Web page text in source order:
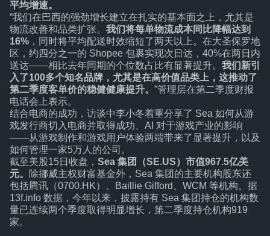
平均增速。
“我们在巴西的强劲增长建立在扎实的基本面之上，尤其是
物流改善和品类扩张。 我们将每单物流成本同比降幅达到
16% ，同时将平均配送时效缩短了两天以上。在大圣保罗地
区，约四分之一的 Shopee 包裹实现次日达，40%在两日内
送达——相比去年同期的个位数占比有显著提升。 我们新引
入了100多个知名品牌，尤其是在高价值品类上，这推动了
第二季度客单价的稳健健康提升。 ”管理层在第二季度财报
电话会上表示。
结合电商的成功，访谈中李小冬着重分享了 Sea 如何从游
戏发行商切入电商并取得成功、AI 对于游戏产业的影响
——从游戏制作和游戏用户体验两端带来了显著提升，以及
如何管理一家5万人的公司。
截至美股15日收盘， Sea 集团（SE.US）市值967.5亿美
元。
除挪威主权财富基金外，Sea 集团的主要机构股东还
包括腾讯（0700.HK）、Baillie Gifford、WCM 等机构。据
13f.info 数据，今年以来，披露持有 Sea 集团持仓的机构数
量已连续两个季度取得明显增长，第二季度持仓机构919
家。